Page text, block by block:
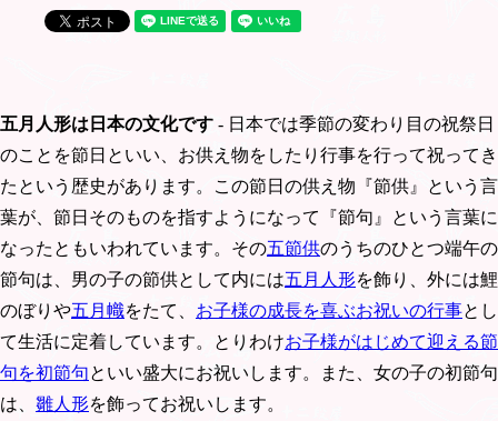
五月人形は日本の文化です - 日本では季節の変わり目の祝祭日
のことを節日といい、お供え物をしたり行事を行って祝ってき
たという歴史があります。この節日の供え物『節供』という言
葉が、節日そのものを指すようになって『節句』という言葉に
なったともいわれています。その五節供のうちのひとつ端午の
節句は、男の子の節供として内には五月人形を飾り、外には鯉
のぼりや五月幟をたて、 お子様の成長を喜ぶお祝いの行事とし
て生活に定着しています。とりわけお子様がはじめて迎える節
句を初節句といい盛大にお祝いします。また、女の子の初節句
は、 雛人形を飾ってお祝いします。